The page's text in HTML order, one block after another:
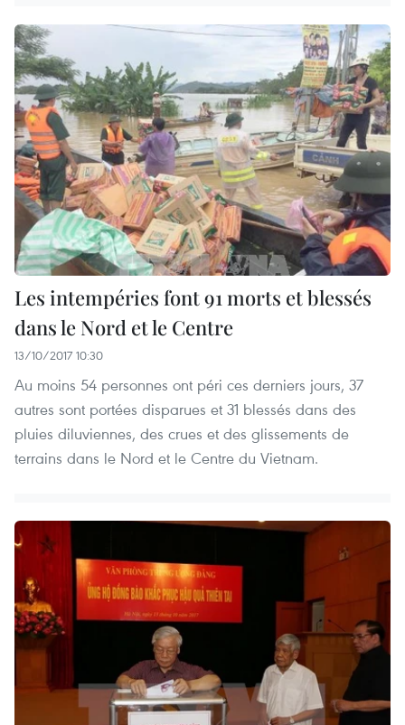
Les intempéries font 91 morts et blessés
dans le Nord et le Centre
13/10/2017 10:30
Au moins 54 personnes ont péri ces derniers jours, 37
autres sont portées disparues et 31 blessés dans des
pluies diluviennes, des crues et des glissements de
terrains dans le Nord et le Centre du Vietnam.